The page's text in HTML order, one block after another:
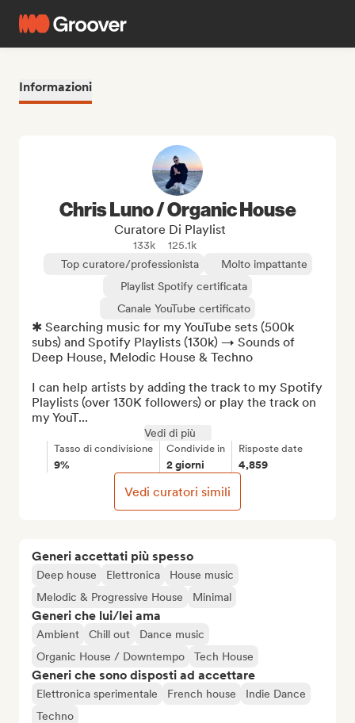
Informazioni
Generi accettati più spesso
Deep house Elettronica
House music
Melodic & Progressive House
Minimal
Generi che lui/lei ama
Ambient Chill out
Dance music
Organic House / Downtempo
Tech House
Generi che sono disposti ad accettare
Elettronica sperimentale French house
Indie Dance
Techno
Chris Luno / Organic House
Curatore Di Playlist
133k
125.1k
Top curatore/professionista
Molto impattante
Playlist Spotify certificata
Canale YouTube certificato
✱ Searching music for my YouTube sets (500k
subs) and Spotify Playlists (130k) → Sounds of
Deep House, Melodic House & Techno
I can help artists by adding the track to my Spotify
Playlists (over 130K followers) or play the track on
my YouT...
Vedi di più
Tasso di condivisione
9%
Condivide in
2 giorni
Risposte date
4,859
Vedi curatori simili